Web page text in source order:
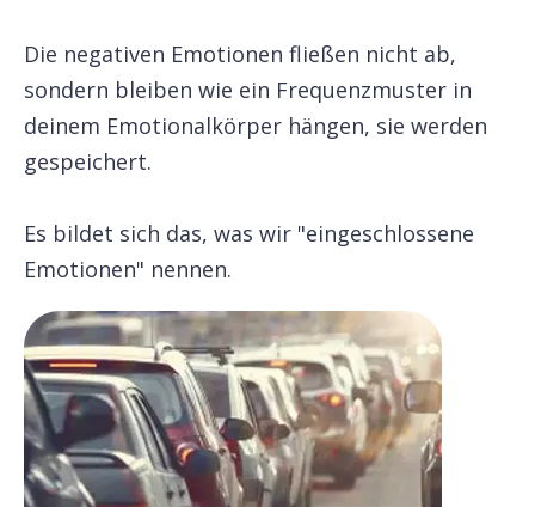
Die negativen Emotionen fließen nicht ab,
sondern bleiben wie ein Frequenzmuster in
deinem Emotionalkörper hängen, sie werden
gespeichert.
Es bildet sich das, was wir "eingeschlossene
Emotionen" nennen.